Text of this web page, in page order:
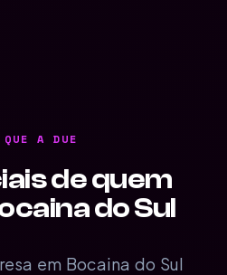
QUE A DUE
de quem
do Sul
em Bocaina do Sul